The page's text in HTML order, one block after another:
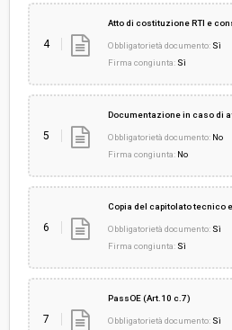
4
Atto di costituzione RTI e
Obbligatorietà documento: Sì
Firma congiunta: Sì
5
Documentazione in caso di
Obbligatorietà documento: No
Firma congiunta: No
6
Copia del capitolato tecnico
Obbligatorietà documento: Sì
Firma congiunta: Sì
7
PassOE (Art.10 c.7)
Obbligatorietà documento: Sì